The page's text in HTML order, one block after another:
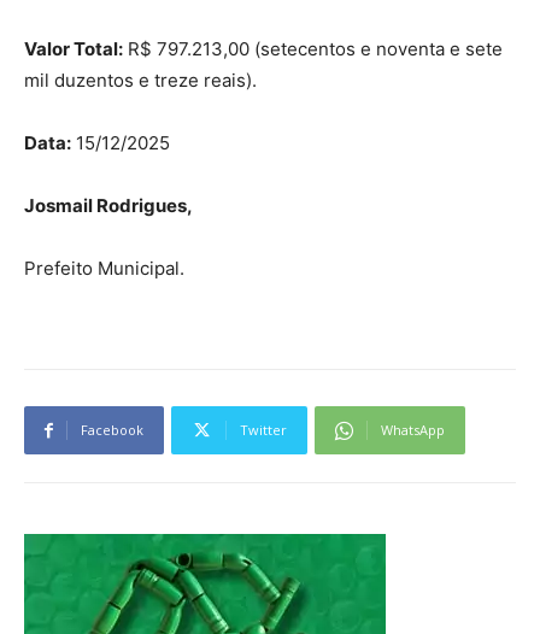
Valor Total: R$ 797.213,00 (setecentos e noventa e sete
mil duzentos e treze reais).
Data: 15/12/2025
Josmail Rodrigues,
Prefeito Municipal.
Facebook Twitter WhatsApp